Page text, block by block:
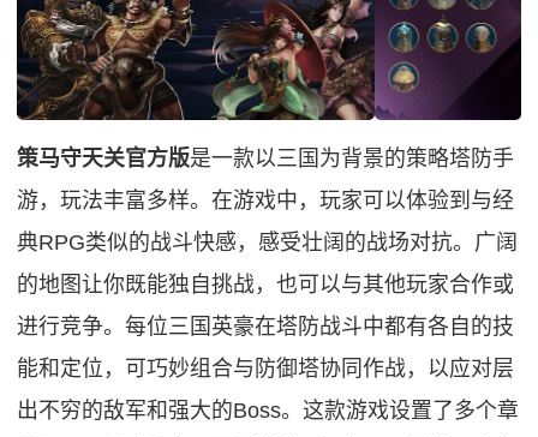
策马守天关官方版是一款以三国为背景的策略塔防手
游，玩法丰富多样。在游戏中，玩家可以体验到与经
典RPG类似的战斗快感，感受壮阔的战场对抗。广阔
的地图让你既能独自挑战，也可以与其他玩家合作或
进行竞争。每位三国英豪在塔防战斗中都有各自的技
能和定位，可巧妙组合与防御塔协同作战，以应对层
出不穷的敌军和强大的Boss。这款游戏设置了多个章